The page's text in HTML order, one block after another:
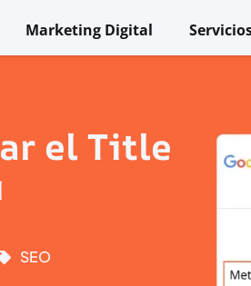
Marketing Digital
el Title
SEO